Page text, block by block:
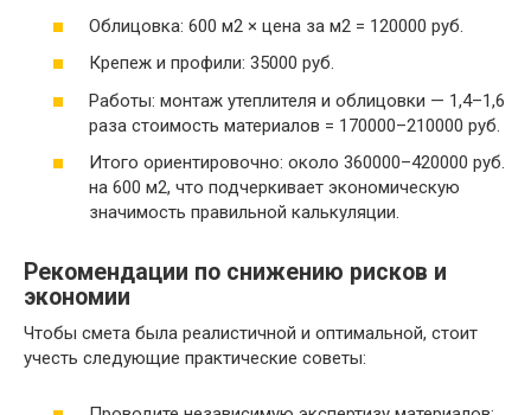
Облицовка: 600 м2 × цена за м2 = 120000 руб.
Крепеж и профили: 35000 руб.
Работы: монтаж утеплителя и облицовки — 1,4–1,6
раза стоимость материалов = 170000–210000 руб.
Итого ориентировочно: около 360000–420000 руб.
на 600 м2, что подчеркивает экономическую
значимость правильной калькуляции.
Рекомендации по снижению рисков и
экономии
Чтобы смета была реалистичной и оптимальной, стоит
учесть следующие практические советы: